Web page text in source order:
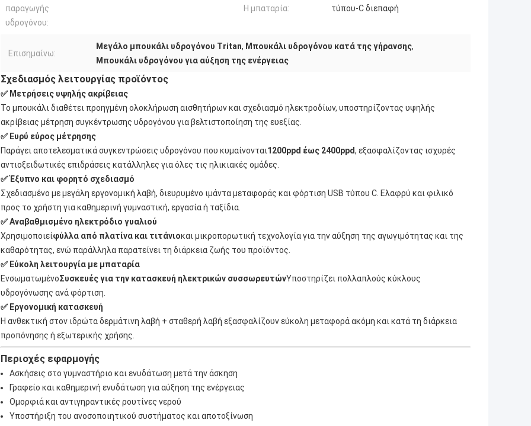
παραγωγής
υδρογόνου:
Η μπαταρία:
τύπου-C διεπαφή
Επισημαίνω:
Μεγάλο μπουκάλι υδρογόνου Tritan, Μπουκάλι υδρογόνου κατά της γήρανσης,
Μπουκάλι υδρογόνου για αύξηση της ενέργειας
Σχεδιασμός λειτουργίας προϊόντος
✅ Μετρήσεις υψηλής ακρίβειας
Το μπουκάλι διαθέτει προηγμένη ολοκλήρωση αισθητήρων και σχεδιασμό ηλεκτροδίων, υποστηρίζοντας υψηλής
ακρίβειας μέτρηση συγκέντρωσης υδρογόνου για βελτιστοποίηση της ευεξίας.
✅ Ευρύ εύρος μέτρησης
Παράγει αποτελεσματικά συγκεντρώσεις υδρογόνου που κυμαίνονται1200ppd έως 2400ppd, εξασφαλίζοντας ισχυρές
αντιοξειδωτικές επιδράσεις κατάλληλες για όλες τις ηλικιακές ομάδες.
✅ Έξυπνο και φορητό σχεδιασμό
Σχεδιασμένο με μεγάλη εργονομική λαβή, διευρυμένο ιμάντα μεταφοράς και φόρτιση USB τύπου C. Ελαφρύ και φιλικό
προς το χρήστη για καθημερινή γυμναστική, εργασία ή ταξίδια.
✅ Αναβαθμισμένο ηλεκτρόδιο γυαλιού
Χρησιμοποιείφύλλα από πλατίνα και τιτάνιοκαι μικροπορωτική τεχνολογία για την αύξηση της αγωγιμότητας και της
καθαρότητας, ενώ παράλληλα παρατείνει τη διάρκεια ζωής του προϊόντος.
✅ Εύκολη λειτουργία με μπαταρία
ΕνσωματωμένοΣυσκευές για την κατασκευή ηλεκτρικών συσσωρευτώνΥποστηρίζει πολλαπλούς κύκλους
υδρογόνωσης ανά φόρτιση.
✅ Εργονομική κατασκευή
Η ανθεκτική στον ιδρώτα δερμάτινη λαβή + σταθερή λαβή εξασφαλίζουν εύκολη μεταφορά ακόμη και κατά τη διάρκεια
προπόνησης ή εξωτερικής χρήσης.
Περιοχές εφαρμογής
Ασκήσεις στο γυμναστήριο και ενυδάτωση μετά την άσκηση
Γραφείο και καθημερινή ενυδάτωση για αύξηση της ενέργειας
Ομορφιά και αντιγηραντικές ρουτίνες νερού
Υποστήριξη του ανοσοποιητικού συστήματος και αποτοξίνωση